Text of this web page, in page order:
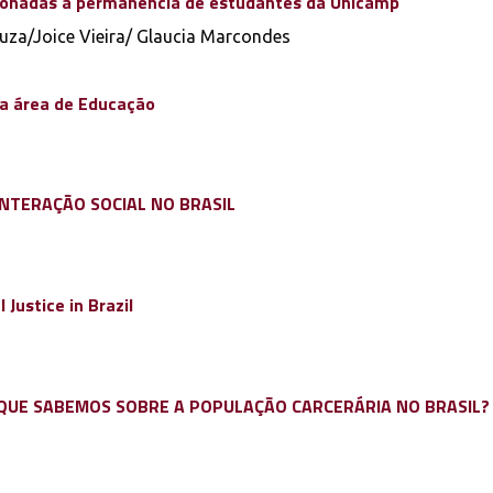
Joice Vieira/ Glaucia Marcondes
área de Educação
SOCIAL NO BRASIL
Justice in Brazil
SABEMOS SOBRE A POPULAÇÃO CARCERÁRIA NO BRASIL?